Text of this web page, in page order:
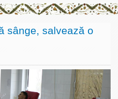
sânge, salvează o